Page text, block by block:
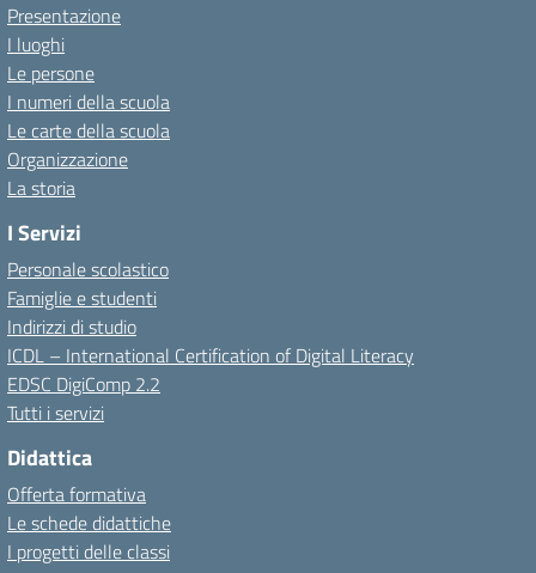
Presentazione
I luoghi
Le persone
I numeri della scuola
Le carte della scuola
Organizzazione
La storia
I Servizi
Personale scolastico
Famiglie e studenti
Indirizzi di studio
ICDL – International Certification of Digital Literacy
EDSC DigiComp 2.2
Tutti i servizi
Didattica
Offerta formativa
Le schede didattiche
I progetti delle classi